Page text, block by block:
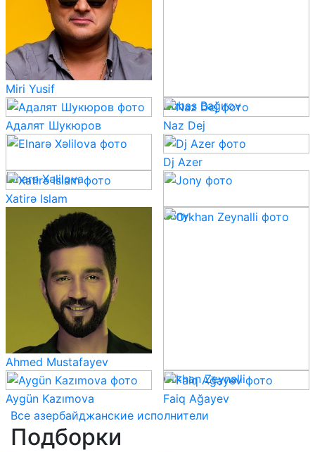
Miri Yusif
Abbas Bağırov
Адалят Шукюров
Naz Dej
Elnarə Xəlilova
Dj Azer
Xatirə Islam
Jony
Ahmed Mustafayev
Orkhan Zeynalli
Aygün Kazımova
Faiq Ağayev
Все азербайджанские исполнители
Подборки